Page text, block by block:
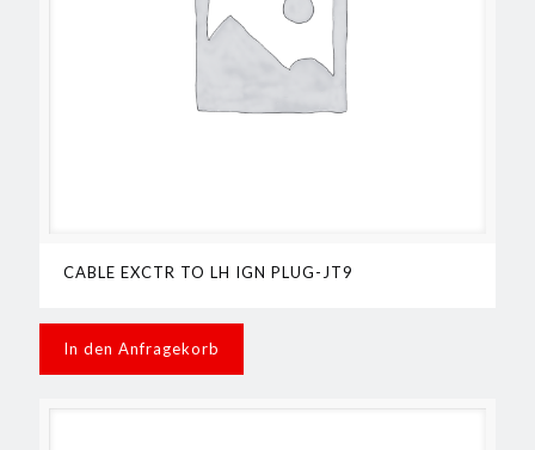
CABLE EXCTR TO LH IGN PLUG-JT9
In den Anfragekorb